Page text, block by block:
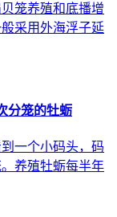
笼养殖和底播增
采用外海浮子延
分笼的牡蛎
一个小码头，码
养殖牡蛎每半年